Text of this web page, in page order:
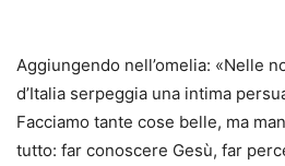
Aggiungendo nell’omelia: «Nelle
d’Italia serpeggia una intima
Facciamo tante cose belle, ma
tutto: far conoscere Gesù, far